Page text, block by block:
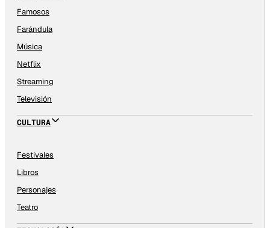
Famosos
Farándula
Música
Netflix
Streaming
Televisión
CULTURA
Festivales
Libros
Personajes
Teatro